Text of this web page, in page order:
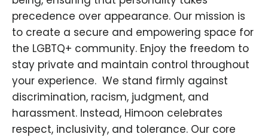
precedence over appearance. Our mission is
to create a secure and empowering space for
the LGBTQ+ community. Enjoy the freedom to
stay private and maintain control throughout
your experience. ​ We stand firmly against
discrimination, racism, judgment, and
harassment. Instead, Himoon celebrates
respect, inclusivity, and tolerance. Our core